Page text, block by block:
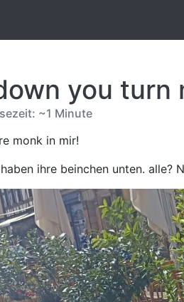
you turn
~1 Minute
monk in mir!
ihre beinchen unten. alle?